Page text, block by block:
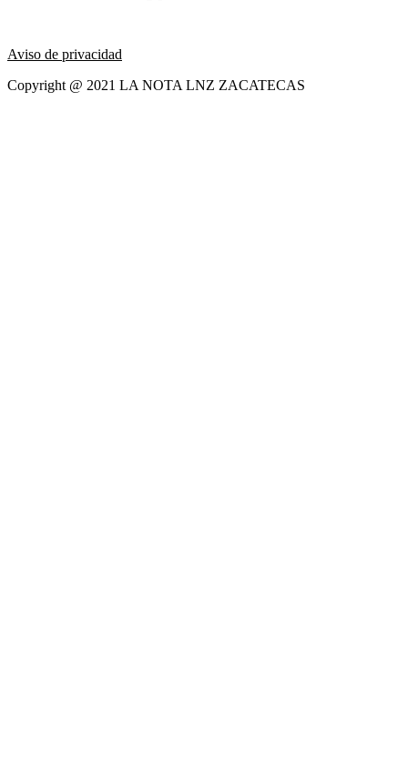
Aviso de privacidad
Copyright @ 2021 LA NOTA LNZ ZACATECAS